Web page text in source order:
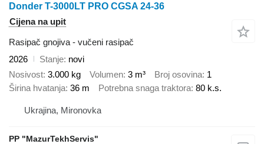
Donder T-3000LT PRO CGSA 24-36
Cijena na upit
Rasipač gnojiva - vučeni rasipač
2026
Stanje novi
Nosivost 3.000 kg Volumen 3 m³ Broj osovina 1
Širina hvatanja 36 m Potrebna snaga traktora 80 k.s.
Ukrajina, Mironovka
PP "MazurTekhServis"